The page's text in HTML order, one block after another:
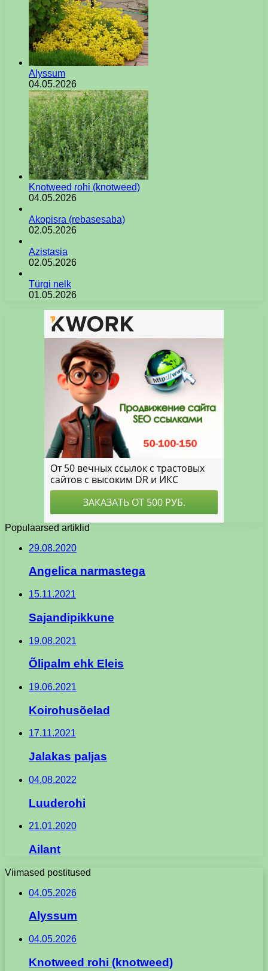
Alyssum
04.05.2026
Knotweed rohi (knotweed)
04.05.2026
Akopisra (rebasesaba)
02.05.2026
Azistasia
02.05.2026
Türgi nelk
01.05.2026
Populaarsed artiklid
29.08.2020
Angelica narmastega
15.11.2021
Sajandipikkune
19.08.2021
Õlipalm ehk Eleis
19.06.2021
Koirohusõelad
17.11.2021
Jalakas paljas
04.08.2022
Luuderohi
21.01.2020
Ailant
Viimased postitused
04.05.2026
Alyssum
04.05.2026
Knotweed rohi (knotweed)